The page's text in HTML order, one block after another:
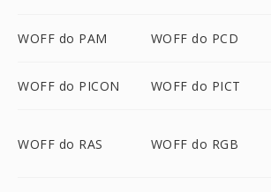
WOFF do PAM WOFF do PCD
WOFF do PICON WOFF do PICT
WOFF do RAS WOFF do RGB